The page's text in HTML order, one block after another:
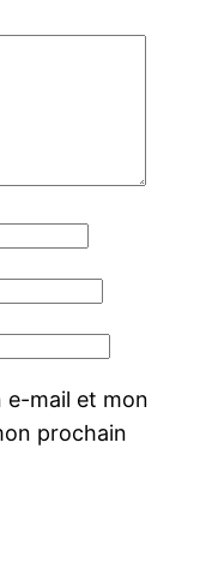
e-mail et mon
prochain